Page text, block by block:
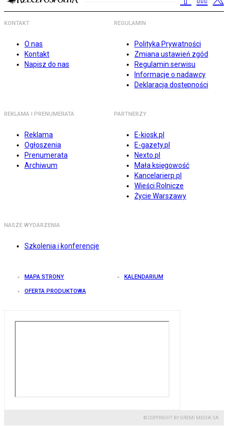
KONTAKT
O nas
Kontakt
Napisz do nas
REGULAMIN
Polityka Prywatności
Zmiana ustawień zgód
Regulamin serwisu
Informacje o nadawcy
Deklaracja dostępności
REKLAMA I PRENUMERATA
Reklama
Ogłoszenia
Prenumerata
Archiwum
PARTNERZY
E-kiosk.pl
E-gazety.pl
Nexto.pl
Mała księgowość
Kancelarierp.pl
Wieści Rolnicze
Życie Warszawy
NASZE WYDARZENIA
Szkolenia i konferencje
MAPA STRONY KALENDARIUM
OFERTA PRODUKTOWA
© COPYRIGHT BY GREMI MEDIA SA